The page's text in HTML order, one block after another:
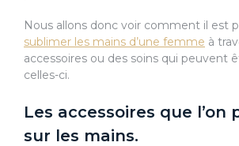
Nous allons donc voir comment il est
sublimer les mains d’une femme à
accessoires ou des soins qui peuvent
celles-ci.
Les accessoires que
sur les mains.